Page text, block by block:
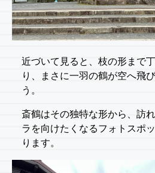
近づいて見ると、枝の形まで
り、まさに一羽の鶴が空へ飛
う。
斎鶴はその独特な形から、訪
ラを向けたくなるフォトスポ
ります。